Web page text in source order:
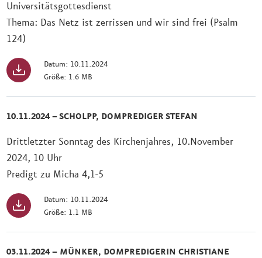
Universitätsgottesdienst
Thema: Das Netz ist zerrissen und wir sind frei (Psalm
124)
Datum: 10.11.2024
Größe: 1.6 MB
10.11.2024 – SCHOLPP, DOMPREDIGER STEFAN
Drittletzter Sonntag des Kirchenjahres, 10.November
2024, 10 Uhr
Predigt zu Micha 4,1-5
Datum: 10.11.2024
Größe: 1.1 MB
03.11.2024 – MÜNKER, DOMPREDIGERIN CHRISTIANE